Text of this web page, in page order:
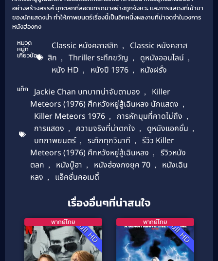
อย่างสร้างสรรค์ มุกตลกที่สอดแทรกมาอย่างถูกจังหวะ และการแสดงที่เข้าขา
ของนักแสดงนำ ทำให้ภาพยนตร์เรื่องนี้เป็นอีกหนึ่งผลงานที่น่าจดจำในวงการ
หนังฮ่องกง
หมวด
หมู่ที่
เกี่ยวข้อง
Classic หนังคลาสสิก ,
Classic หนังคลาส
สิก , Thriller ระทึกขวัญ , ดูหนังออนไลน์ ,
หนัง HD , หนังปี 1976 , หนังฝรั่ง
แท็ก Jackie Chan บทบาทน่าจับตามอง ,
Killer
Meteors (1976) ศึกหวังหยู่สู้เฉินหลง นักแสดง ,
Killer Meteors 1976 , การหักมุมที่คาดไม่ถึง ,
การแสดง , ความจริงที่น่าตกใจ , ดูหนังแอคชั่น ,
บทภาพยนตร์ , ระทึกทุกวินาที ,
รีวิว Killer
Meteors (1976) ศึกหวังหยู่สู้เฉินหลง ,
รีวิวหนัง
ตลก , หนังบู๊ฮา , หนังฮ่องกงยุค 70 ,
หนังเฉิน
หลง , แอ็คชั่นคอเมดี้
เรื่องอื่นๆที่น่าสนใจ
Full HD
พากย์ไทย Full HD
พากย์ไทย